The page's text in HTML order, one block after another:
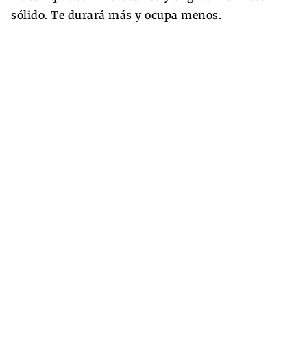
sólido. Te durará más y ocupa menos.